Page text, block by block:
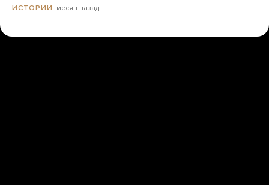
ИСТОРИИ месяц назад